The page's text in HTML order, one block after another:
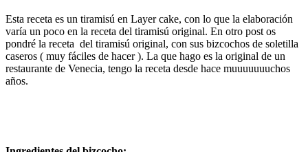
Esta receta es un tiramisú en Layer cake, con lo que la elaboración
varía un poco en la receta del tiramisú original. En otro post os
pondré la receta del tiramisú original, con sus bizcochos de soletilla
caseros ( muy fáciles de hacer ). La que hago es la original de un
restaurante de Venecia, tengo la receta desde hace muuuuuuuchos
años.